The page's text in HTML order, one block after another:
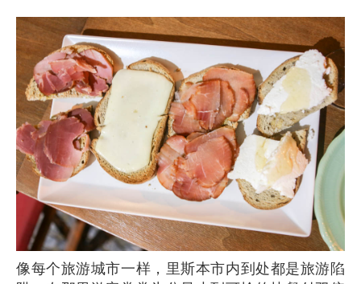
像每个旅游城市一样，里斯本市内到处都是旅游陷